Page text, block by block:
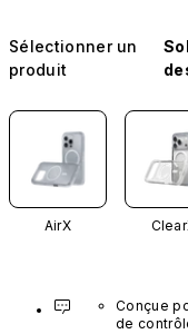
Sélectionner un
produit
AirX
Conçue
de